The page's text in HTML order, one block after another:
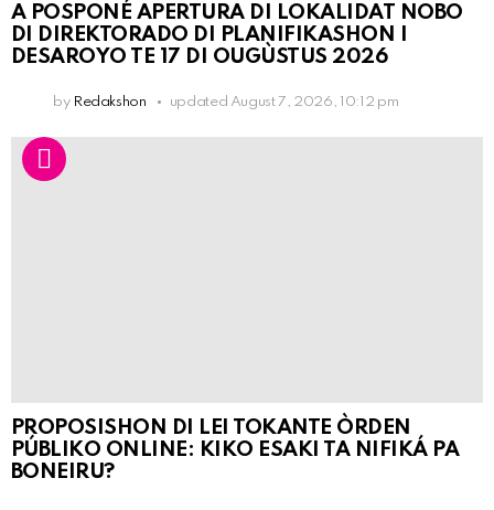
A POSPONÉ APERTURA DI LOKALIDAT NOBO
DI DIREKTORADO DI PLANIFIKASHON I
DESAROYO TE 17 DI OUGÙSTUS 2026
by Redakshon updated August 7, 2026, 10:12 pm
PROPOSISHON DI LEI TOKANTE ÒRDEN
PÚBLIKO ONLINE: KIKO ESAKI TA NIFIKÁ PA
BONEIRU?